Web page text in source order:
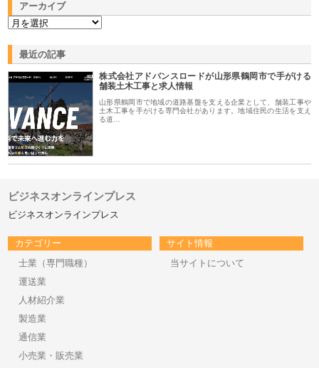
アーカイブ
最近の記事
株式会社アドバンスロードが山形県鶴岡市で手がける
舗装土木工事と求人情報
山形県鶴岡市で地域の道路基盤を支える企業として、舗装工事や
土木工事を手がける専門会社があります。地域住民の生活を支え
る道…
ビジネスオンラインプレス
ビジネスオンラインプレス
カテゴリー
士業（専門職種）
運送業
人材紹介業
製造業
通信業
小売業・販売業
サイト情報
当サイトについて